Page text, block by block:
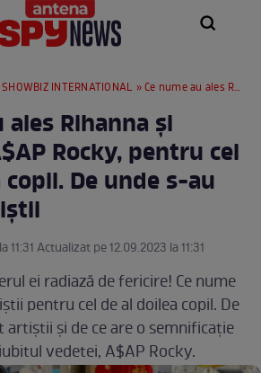
SHOWBIZ INTERNATIONAL » Ce nume au ales Rihanna și iubitul ei, A$AP Rocky, pentru cel de al doilea copil. De unde s-au inspirat artiștii
ales Rihanna și
Rocky, pentru cel
De unde s-au
11:31 Actualizat pe 12.09.2023 la 11:31
ei radiază de fericire! Ce nume
pentru cel de al doilea copil. De
și de ce are o semnificație
vedetei, A$AP Rocky.